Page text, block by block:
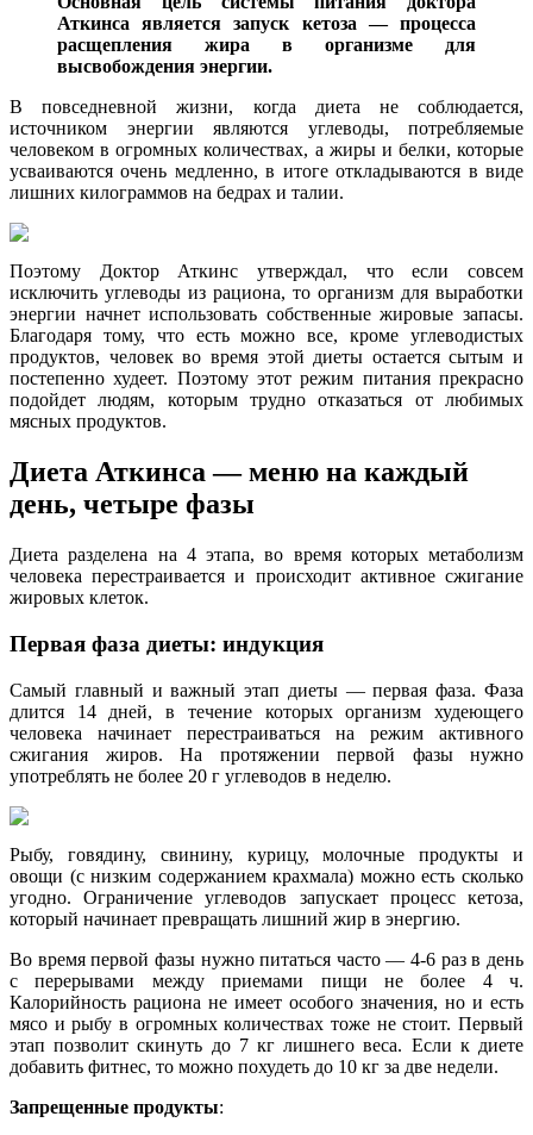
Аткинса является запуск кетоза — процесса
расщепления жира в организме для
высвобождения энергии.
В повседневной жизни, когда диета не соблюдается,
источником энергии являются углеводы, потребляемые
человеком в огромных количествах, а жиры и белки, которые
усваиваются очень медленно, в итоге откладываются в виде
лишних килограммов на бедрах и талии.
Поэтому Доктор Аткинс утверждал, что если совсем
исключить углеводы из рациона, то организм для выработки
энергии начнет использовать собственные жировые запасы.
Благодаря тому, что есть можно все, кроме углеводистых
продуктов, человек во время этой диеты остается сытым и
постепенно худеет. Поэтому этот режим питания прекрасно
подойдет людям, которым трудно отказаться от любимых
мясных продуктов.
Диета Аткинса — меню на каждый
день, четыре фазы
Диета разделена на 4 этапа, во время которых метаболизм
человека перестраивается и происходит активное сжигание
жировых клеток.
Первая фаза диеты: индукция
Самый главный и важный этап диеты — первая фаза. Фаза
длится 14 дней, в течение которых организм худеющего
человека начинает перестраиваться на режим активного
сжигания жиров. На протяжении первой фазы нужно
употреблять не более 20 г углеводов в неделю.
Рыбу, говядину, свинину, курицу, молочные продукты и
овощи (с низким содержанием крахмала) можно есть сколько
угодно. Ограничение углеводов запускает процесс кетоза,
который начинает превращать лишний жир в энергию.
Во время первой фазы нужно питаться часто — 4-6 раз в день
с перерывами между приемами пищи не более 4 ч.
Калорийность рациона не имеет особого значения, но и есть
мясо и рыбу в огромных количествах тоже не стоит. Первый
этап позволит скинуть до 7 кг лишнего веса. Если к диете
добавить фитнес, то можно похудеть до 10 кг за две недели.
Запрещенные продукты: